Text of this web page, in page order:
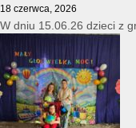
18 czerwca, 2026
W dniu 15.06.26 dzieci z